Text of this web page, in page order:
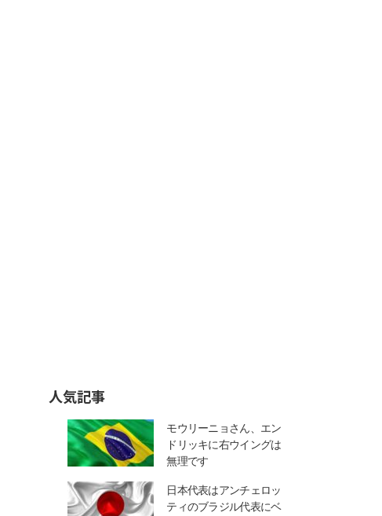
人気記事
モウリーニョさん、エン
ドリッキに右ウイングは
無理です
日本代表はアンチェロッ
ティのブラジル代表にベ